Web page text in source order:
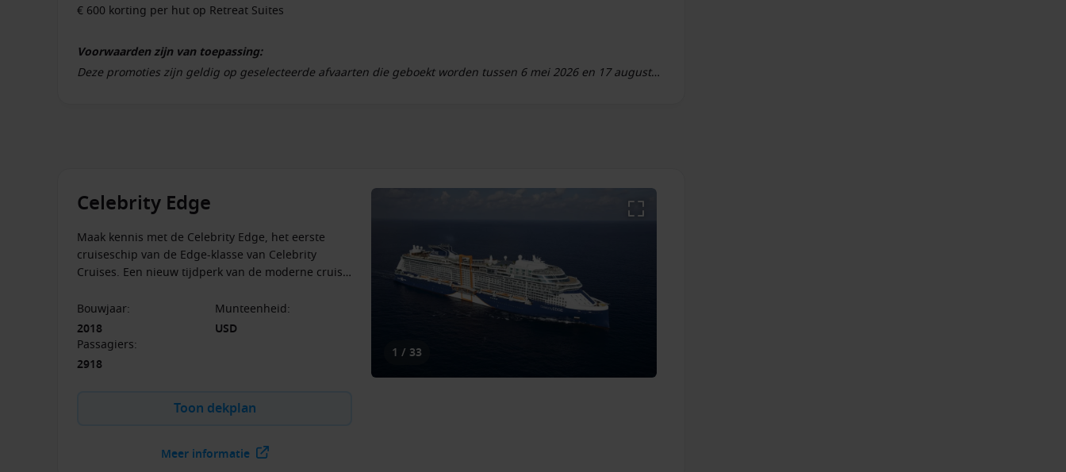
€ 600 korting per hut op Retreat Suites
Voorwaarden zijn van toepassing:
Deze promoties zijn geldig op geselecteerde afvaarten die geboekt worden tussen 6 mei 2026 en 17 augustus
1 / 33
Celebrity Edge
Maak kennis met de Celebrity Edge, het eerste
cruiseschip van de Edge-klasse van Celebrity
Cruises. Een nieuw tijdperk van de moderne cruise
talloze innovaties aan boord.
Bouwjaar:
2018
Munteenheid:
USD
Passagiers:
2918
Toon dekplan
Meer informatie